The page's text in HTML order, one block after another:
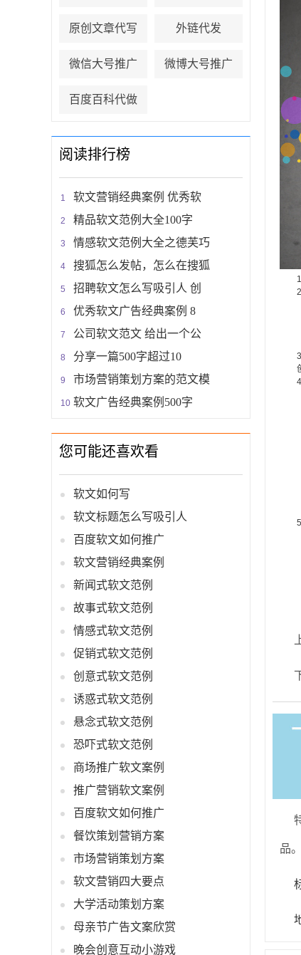
原创文章代写 外链代发
微信大号推广 微博大号推广
百度百科代做
阅读排行榜
软文营销经典案例 优秀软
精品软文范例大全100字
情感软文范例大全之德芙巧
搜狐怎么发帖，怎么在搜狐
招聘软文怎么写吸引人 创
优秀软文广告经典案例 8
公司软文范文 给出一个公
分享一篇500字超过10
市场营销策划方案的范文模
软文广告经典案例500字
您可能还喜欢看
软文如何写
软文标题怎么写吸引人
百度软文如何推广
软文营销经典案例
新闻式软文范例
故事式软文范例
情感式软文范例
促销式软文范例
创意式软文范例
诱惑式软文范例
悬念式软文范例
恐吓式软文范例
商场推广软文案例
推广营销软文案例
百度软文如何推广
餐饮策划营销方案
市场营销策划方案
软文营销四大要点
大学活动策划方案
母亲节广告文案欣赏
晚会创意互动小游戏
1
2、
（1
（2
（3
（4
3
创
4、
（
（2
（
（
（5
（6
（7
（8
（
（
5、
（1
（2
（3
（4
（5
（6
（7
品